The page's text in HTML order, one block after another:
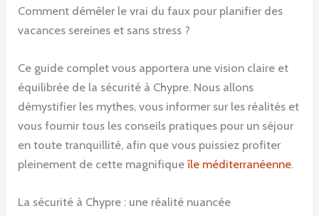
Comment démêler le vrai du faux pour planifier des
vacances sereines et sans stress ?
Ce guide complet vous apportera une vision claire et
équilibrée de la sécurité à Chypre. Nous allons
démystifier les mythes, vous informer sur les réalités et
vous fournir tous les conseils pratiques pour un séjour
en toute tranquillité, afin que vous puissiez profiter
pleinement de cette magnifiqueîle méditerranéenne.
La sécurité à Chypre : une réalité nuancée